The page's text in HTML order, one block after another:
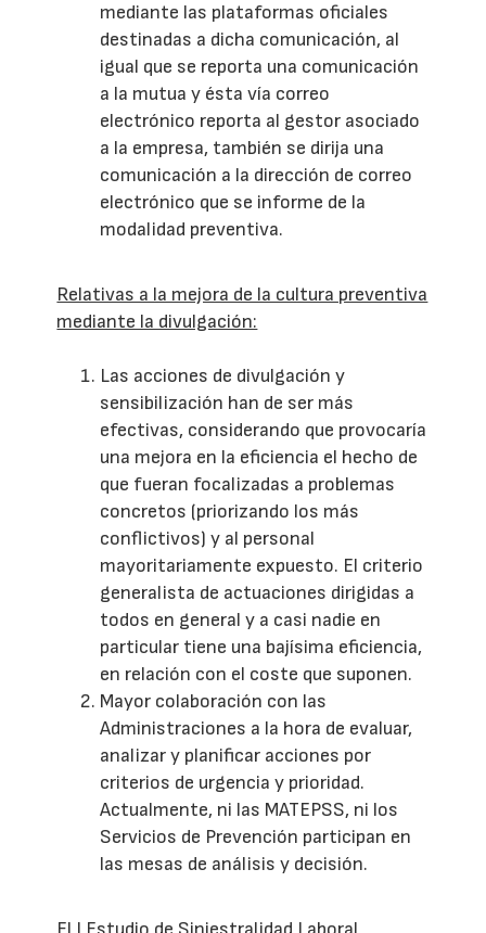
mediante las plataformas oficiales
destinadas a dicha comunicación, al
igual que se reporta una comunicación
a la mutua y ésta vía correo
electrónico reporta al gestor asociado
a la empresa, también se dirija una
comunicación a la dirección de correo
electrónico que se informe de la
modalidad preventiva.
Relativas a la mejora de la cultura preventiva
mediante la divulgación:
Las acciones de divulgación y
sensibilización han de ser más
efectivas, considerando que provocaría
una mejora en la eficiencia el hecho de
que fueran focalizadas a problemas
concretos (priorizando los más
conflictivos) y al personal
mayoritariamente expuesto. El criterio
generalista de actuaciones dirigidas a
todos en general y a casi nadie en
particular tiene una bajísima eficiencia,
en relación con el coste que suponen.
Mayor colaboración con las
Administraciones a la hora de evaluar,
analizar y planificar acciones por
criterios de urgencia y prioridad.
Actualmente, ni las MATEPSS, ni los
Servicios de Prevención participan en
las mesas de análisis y decisión.